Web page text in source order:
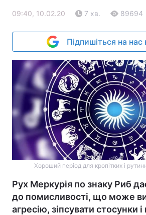
09:40, 10.02.20 7 хв. 89694
Підпишіться на нас
Хороший період для кропітких і
Рух Меркурія по знаку Риб
до помисливості, що може
агресію, зіпсувати стосунки